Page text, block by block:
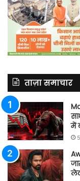
ताज़ा समाचार
में